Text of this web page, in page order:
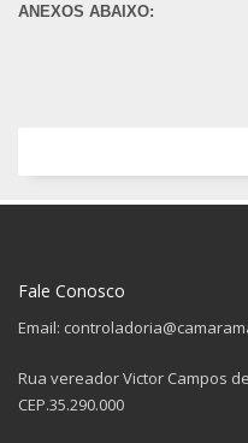
ANEXOS ABAIXO:
Fale Conosco
Email:
Rua vereador Victor Campos
CEP.35.290.000